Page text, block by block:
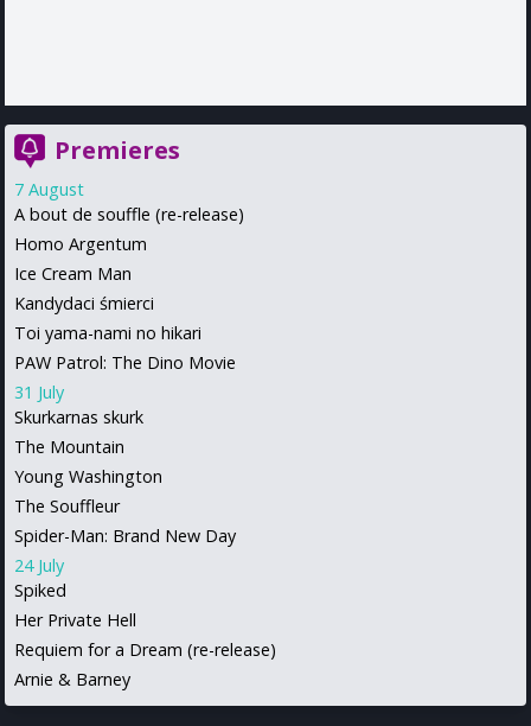
Premieres
7 August
A bout de souffle (re-release)
Homo Argentum
Ice Cream Man
Kandydaci śmierci
Toi yama-nami no hikari
PAW Patrol: The Dino Movie
31 July
Skurkarnas skurk
The Mountain
Young Washington
The Souffleur
Spider-Man: Brand New Day
24 July
Spiked
Her Private Hell
Requiem for a Dream (re-release)
Arnie & Barney